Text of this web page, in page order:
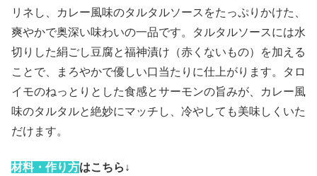
リネし、カレー風味のタルタルソースをたっぷりかけた、
爽やかで奥深い味わいの一品です。タルタルソースには水
切りした絹ごし豆腐と福神漬け（赤くないもの）を加える
ことで、まろやかで優しい口当たりに仕上がります。タロ
イモのねっとりとした食感とサーモンの旨みが、カレー風
味のタルタルと絶妙にマッチし、冷やしても美味しくいた
だけます。
材料・作り方はこちら↓